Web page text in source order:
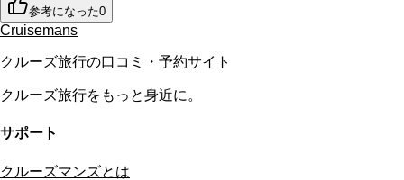
参考になった0
Cruisemans
クルーズ旅行の口コミ・予約サイト
クルーズ旅行をもっと身近に。
サポート
クルーズマンズとは